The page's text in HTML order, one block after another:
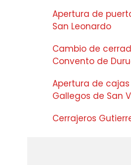
Apertura de
San Leonardo
Cambio de
Convento de
Apertura de
Gallegos de San
Cerrajeros